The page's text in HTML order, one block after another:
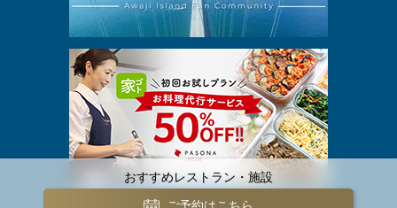
おすすめレストラン・施設